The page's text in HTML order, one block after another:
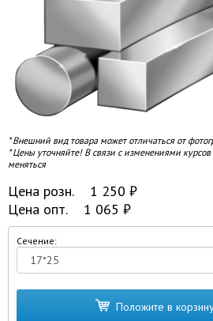
* Внешний вид товара может отличаться от
* Цены уточняйте! В связи с изменениями
меняться
Цена розн. 1 250 ₽
Цена опт.
1 065 ₽
Сечение:
Положите в